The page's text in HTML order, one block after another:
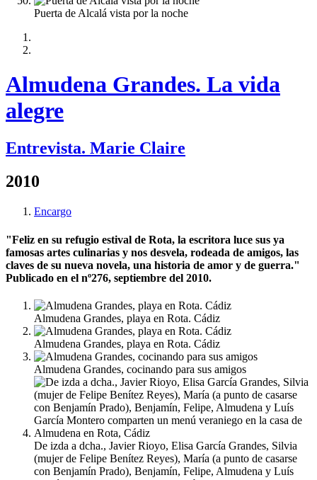
Puerta de Alcalá vista por la noche
Almudena Grandes. La vida
alegre
Entrevista. Marie Claire
2010
Encargo
"Feliz en su refugio estival de Rota, la escritora luce sus ya
famosas artes culinarias y nos desvela, rodeada de amigos, las
claves de su nueva novela, una historia de amor y de guerra."
Publicado en el nº276, septiembre del 2010.
Almudena Grandes, playa en Rota. Cádiz
Almudena Grandes, playa en Rota. Cádiz
Almudena Grandes, cocinando para sus amigos
De izda a dcha., Javier Rioyo, Elisa García Grandes, Silvia
(mujer de Felipe Benítez Reyes), María (a punto de casarse
con Benjamín Prado), Benjamín, Felipe, Almudena y Luís